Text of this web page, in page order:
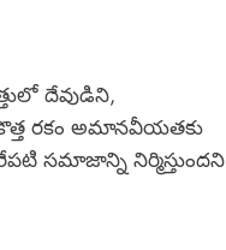
దేవుడిని,
రకం అమానవీయతకు
సమాజాన్ని నిర్మిస్తుందని